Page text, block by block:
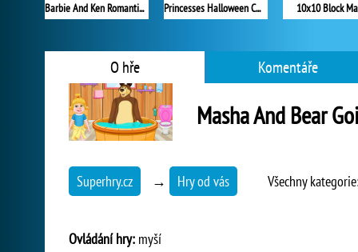
Barbie And Ken Romantic Escape Princesses Halloween Challenge 10x10 Block
O hře Komentáře
Masha And Bear
Superhry.cz → Hry od vás Všechny
Ovládání hry: myší